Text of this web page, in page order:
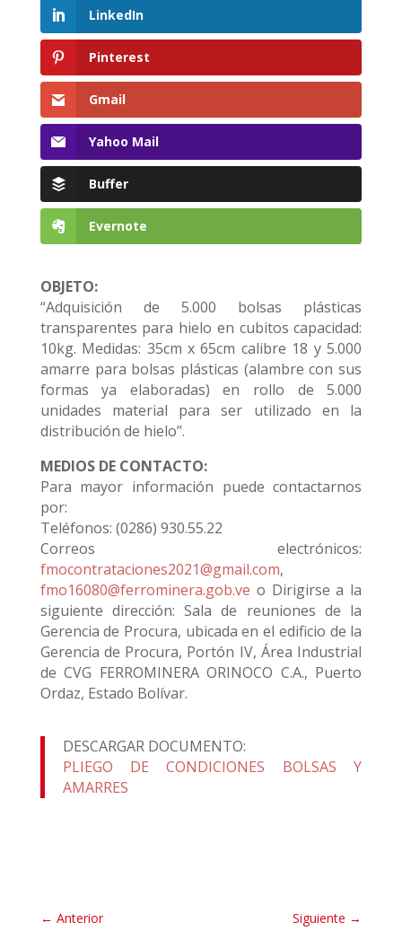
LinkedIn
Pinterest
Gmail
Yahoo Mail
Buffer
Evernote
OBJETO:
“Adquisición de 5.000 bolsas plásticas
transparentes para hielo en cubitos capacidad:
10kg. Medidas: 35cm x 65cm calibre 18 y 5.000
amarre para bolsas plásticas (alambre con sus
formas ya elaboradas) en rollo de 5.000
unidades material para ser utilizado en la
distribución de hielo”.
MEDIOS DE CONTACTO:
Para mayor información puede contactarnos
por:
Teléfonos: (0286) 930.55.22
Correos electrónicos:
fmocontrataciones2021@gmail.com,
fmo16080@ferrominera.gob.ve o Dirigirse a la
siguiente dirección: Sala de reuniones de la
Gerencia de Procura, ubicada en el edificio de la
Gerencia de Procura, Portón IV, Área Industrial
de CVG FERROMINERA ORINOCO C.A., Puerto
Ordaz, Estado Bolívar.
DESCARGAR DOCUMENTO:
PLIEGO DE CONDICIONES BOLSAS Y
AMARRES
← Anterior Siguiente →